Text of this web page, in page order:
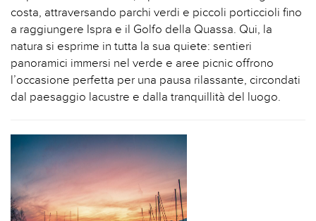
costa, attraversando parchi verdi e piccoli porticcioli fino
a raggiungere Ispra e il Golfo della Quassa. Qui, la
natura si esprime in tutta la sua quiete: sentieri
panoramici immersi nel verde e aree picnic offrono
l’occasione perfetta per una pausa rilassante, circondati
dal paesaggio lacustre e dalla tranquillità del luogo.